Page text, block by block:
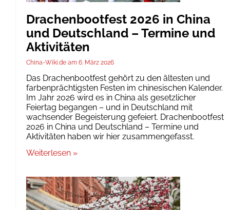
Drachenbootfest 2026 in China
und Deutschland – Termine und
Aktivitäten
China-Wiki.de 6. März 2026
Das Drachenbootfest gehört zu den ältesten und
farbenprächtigsten Festen im chinesischen Kalender.
Im Jahr 2026 wird es in China als gesetzlicher
Feiertag begangen – und in Deutschland mit
wachsender Begeisterung gefeiert. Drachenbootfest
2026 in China und Deutschland – Termine und
Aktivitäten haben wir hier zusammengefasst.
Weiterlesen »